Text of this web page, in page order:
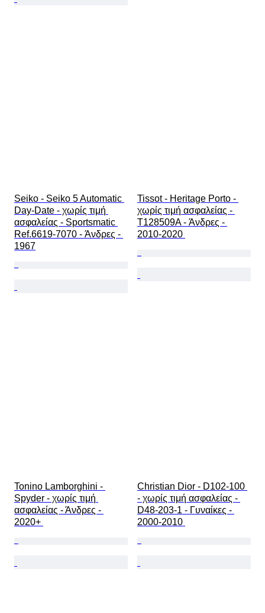
Seiko - Seiko 5 Automatic
Day-Date - χωρίς τιμή
ασφαλείας - Sportsmatic
Ref.6619-7070 - Άνδρες -
1967
Tissot - Heritage Porto -
χωρίς τιμή ασφαλείας -
T128509A - Άνδρες -
2010-2020
Tonino Lamborghini -
Spyder - χωρίς τιμή
ασφαλείας - Άνδρες -
2020+
Christian Dior - D102-100
- χωρίς τιμή ασφαλείας -
D48-203-1 - Γυναίκες -
2000-2010